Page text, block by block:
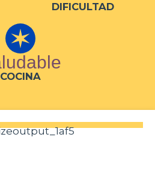
DIFICULTAD
COCINA